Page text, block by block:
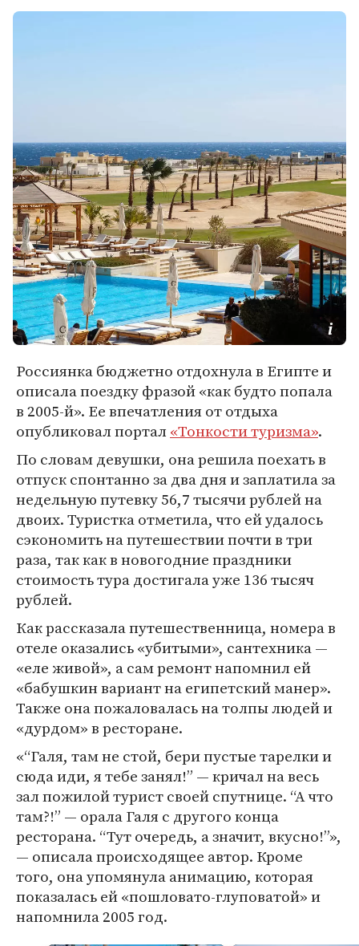
Россиянка бюджетно отдохнула в Египте и
описала поездку фразой «как будто попала
в 2005-й». Ее впечатления от отдыха
опубликовал портал«Тонкости туризма».
По словам девушки, она решила поехать в
отпуск спонтанно за два дня и заплатила за
недельную путевку 56,7 тысячи рублей на
двоих. Туристка отметила, что ей удалось
сэкономить на путешествии почти в три
раза, так как в новогодние праздники
стоимость тура достигала уже 136 тысяч
рублей.
Как рассказала путешественница, номера в
отеле оказались «убитыми», сантехника —
«еле живой», а сам ремонт напомнил ей
«бабушкин вариант на египетский манер».
Также она пожаловалась на толпы людей и
«дурдом» в ресторане.
«“Галя, там не стой, бери пустые тарелки и
сюда иди, я тебе занял!” — кричал на весь
зал пожилой турист своей спутнице. “А что
там?!” — орала Галя с другого конца
ресторана. “Тут очередь, а значит, вкусно!”»,
— описала происходящее автор. Кроме
того, она упомянула анимацию, которая
показалась ей «пошловато-глуповатой» и
напомнила 2005 год.